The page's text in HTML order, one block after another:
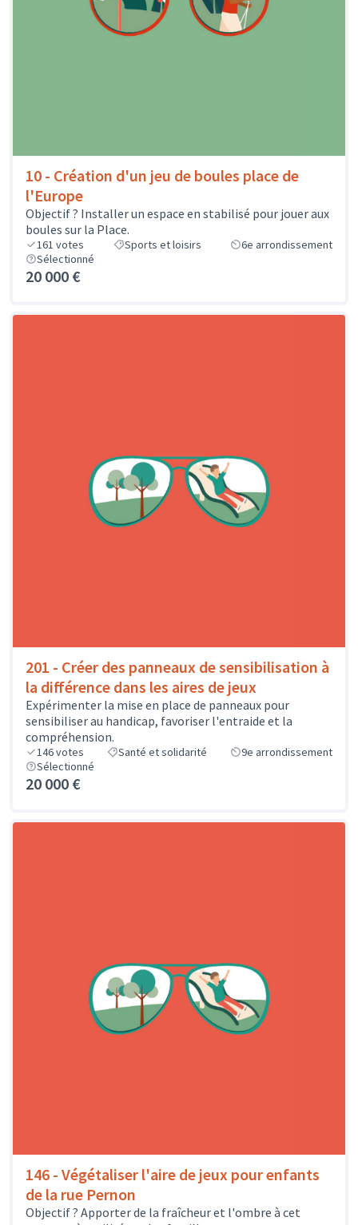
10 - Création d'un jeu de boules place de
l'Europe
Objectif ? Installer un espace en stabilisé pour jouer aux
boules sur la Place.
161 votes Sports et loisirs
6e arrondissement
Sélectionné
20 000 €
201 - Créer des panneaux de sensibilisation à
la différence dans les aires de jeux
Expérimenter la mise en place de panneaux pour
sensibiliser au handicap, favoriser l'entraide et la
compréhension.
146votes Santé et solidarité
9e arrondissement
Sélectionné
20 000 €
146 - Végétaliser l'aire de jeux pour enfants
de la rue Pernon
Objectif ? Apporter de la fraîcheur et l'ombre à cet